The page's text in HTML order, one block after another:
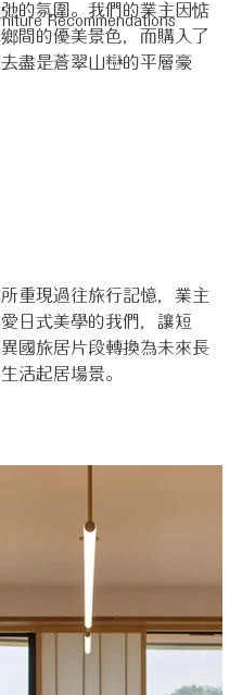
Recommendations
的氛圍。我們的業主因惦
間的優美景色，而購入了
盡是蒼翠山巒的平層豪
重現過往旅行記憶，業主
日式美學的我們，讓短
國旅居片段轉換為未來長
活起居場景。